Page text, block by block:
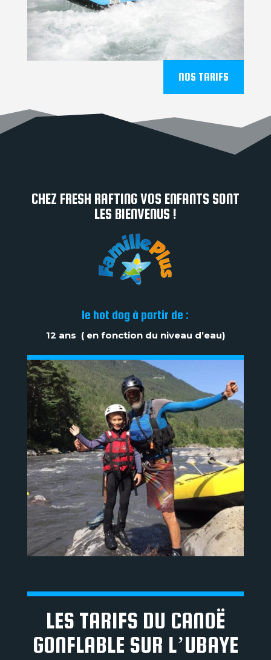
NOS TARIFS
CHEZ FRESH RAFTING VOS ENFANTS SONT
LES BIENVENUS !
le hot dog à partir de :
12 ans ( en fonction du niveau d’eau)
LES TARIFS DU CANOË
GONFLABLE SUR L’UBAYE